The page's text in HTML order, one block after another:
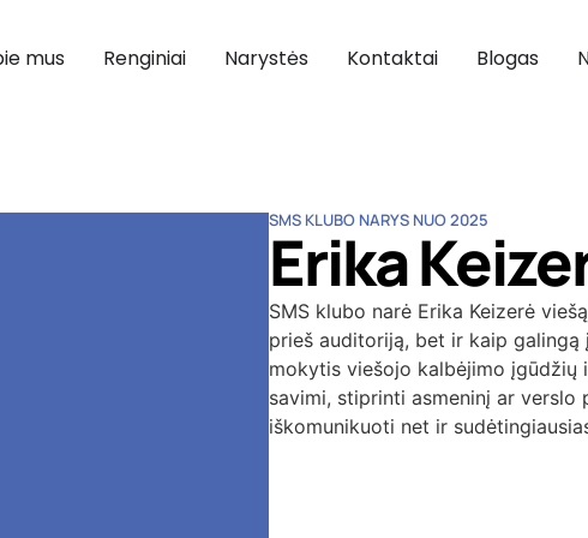
mus Renginiai Narystės Kontaktai Blogas
SMS KLUBO NARYS NUO 2025
Erika
SMS klubo narė Erika Keizerė
prieš auditoriją, bet ir kaip
mokytis viešojo kalbėjimo įgūdžių
savimi, stiprinti asmeninį ar
iškomunikuoti net ir